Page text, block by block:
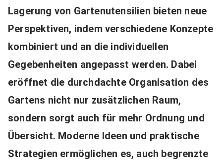
Lagerung von Gartenutensilien bieten neue
Perspektiven, indem verschiedene Konzepte
kombiniert und an die individuellen
Gegebenheiten angepasst werden. Dabei
eröffnet die durchdachte Organisation des
Gartens nicht nur zusätzlichen Raum,
sondern sorgt auch für mehr Ordnung und
Übersicht. Moderne Ideen und praktische
Strategien ermöglichen es, auch begrenzte